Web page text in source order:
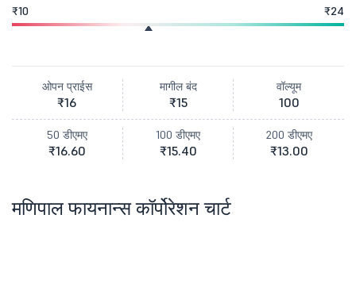
₹10 ₹24
ओपन प्राईस
₹16
मागील बंद
₹15
वॉल्यूम
100
50 डीएमए
₹16.60
100 डीएमए
₹15.40
200 डीएमए
₹13.00
मणिपाल फायनान्स कॉर्पोरेशन चार्ट